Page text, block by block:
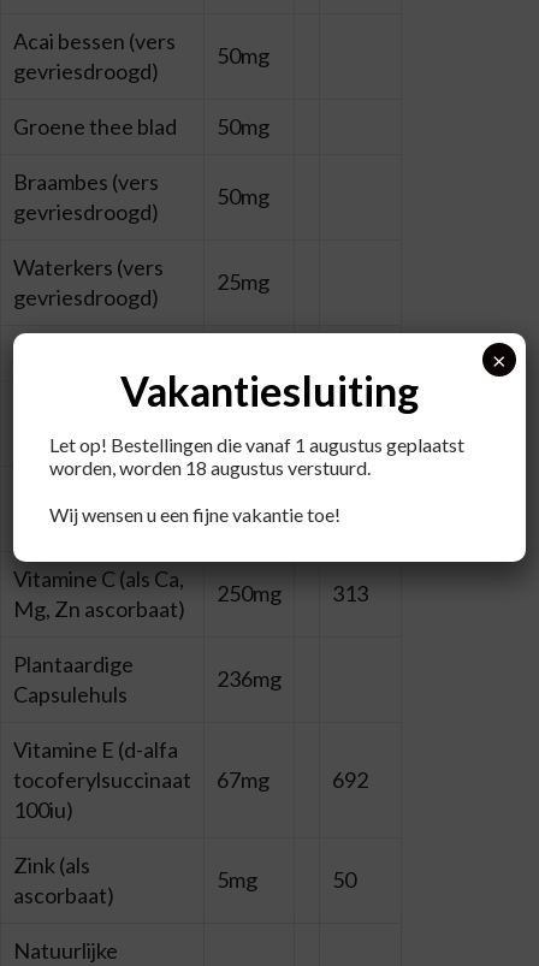
Acai bessen (vers
gevriesdroogd)
50mg
Groene thee blad 50mg
Braambes (vers
gevriesdroogd)
50mg
Waterkers (vers
gevriesdroogd)
25mg
Granaatappelzaad
Boerenkool (vers
gevriesdroogd)
gevriesdroogd)
25mg
Vitamine C (als Ca,
Mg, Zn ascorbaat)
250mg 313
Plantaardige
Capsulehuls
236mg
Vitamine E (d-alfa
tocoferylsuccinaat
100iu)
67mg 692
Zink (als
ascorbaat)
5mg 50
Natuurlijke
Vakantiesluiting
Let op! Bestellingen die vanaf 1 augustus geplaatst
worden, worden 18 augustus verstuurd.
Wij wensen u een fijne vakantie toe!
×